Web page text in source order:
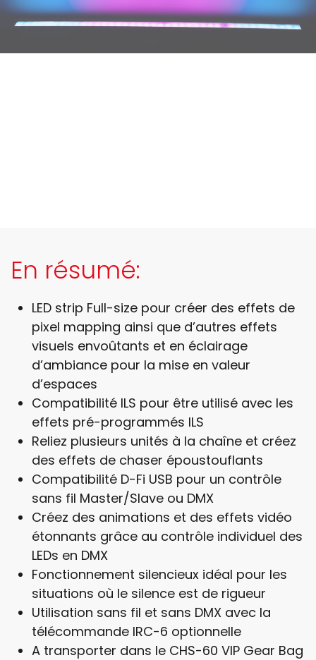
En résumé:
LED strip Full-size pour créer des effets de
pixel mapping ainsi que d’autres effets
visuels envoûtants et en éclairage
d’ambiance pour la mise en valeur
d’espaces
Compatibilité ILS pour être utilisé avec les
effets pré-programmés ILS
Reliez plusieurs unités à la chaîne et créez
des effets de chaser époustouflants
Compatibilité D-Fi USB pour un contrôle
sans fil Master/Slave ou DMX
Créez des animations et des effets vidéo
étonnants grâce au contrôle individuel des
LEDs en DMX
Fonctionnement silencieux idéal pour les
situations où le silence est de rigueur
Utilisation sans fil et sans DMX avec la
télécommande IRC-6 optionnelle
A transporter dans le CHS-60 VIP Gear Bag